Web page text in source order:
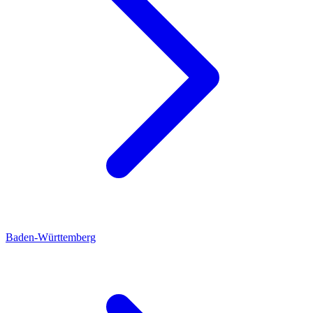
Baden-Württemberg